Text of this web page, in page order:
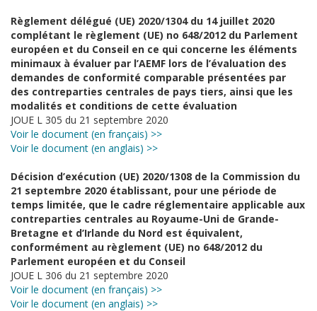
Règlement délégué (UE) 2020/1304 du 14 juillet 2020
complétant le règlement (UE) no 648/2012 du Parlement
européen et du Conseil en ce qui concerne les éléments
minimaux à évaluer par l’AEMF lors de l’évaluation des
demandes de conformité comparable présentées par
des contreparties centrales de pays tiers, ainsi que les
modalités et conditions de cette évaluation
JOUE L 305 du 21 septembre 2020
Voir le document (en français) >>
Voir le document (en anglais) >>
Décision d’exécution (UE) 2020/1308 de la Commission du
21 septembre 2020 établissant, pour une période de
temps limitée, que le cadre réglementaire applicable aux
contreparties centrales au Royaume-Uni de Grande-
Bretagne et d’Irlande du Nord est équivalent,
conformément au règlement (UE) no 648/2012 du
Parlement européen et du Conseil
JOUE L 306 du 21 septembre 2020
Voir le document (en français) >>
Voir le document (en anglais) >>